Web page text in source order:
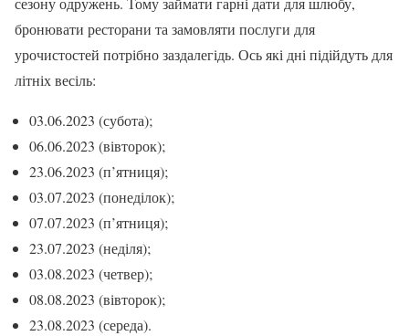
бронювати ресторани та замовляти послуги для
урочистостей потрібно заздалегідь. Ось які дні підійдуть для
літніх весіль:
03.06.2023 (субота);
06.06.2023 (вівторок);
23.06.2023 (п’ятниця);
03.07.2023 (понеділок);
07.07.2023 (п’ятниця);
23.07.2023 (неділя);
03.08.2023 (четвер);
08.08.2023 (вівторок);
23.08.2023 (середа).